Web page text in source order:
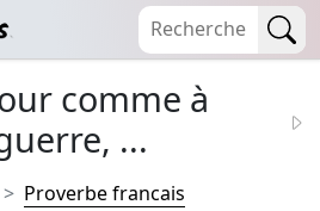
comme à
...
Proverbe francais